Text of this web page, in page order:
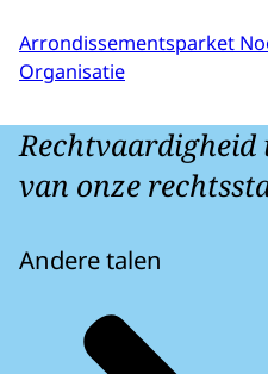
Arrondissementsparket
Organisatie
Rechtvaardigheid
van onze
Andere talen